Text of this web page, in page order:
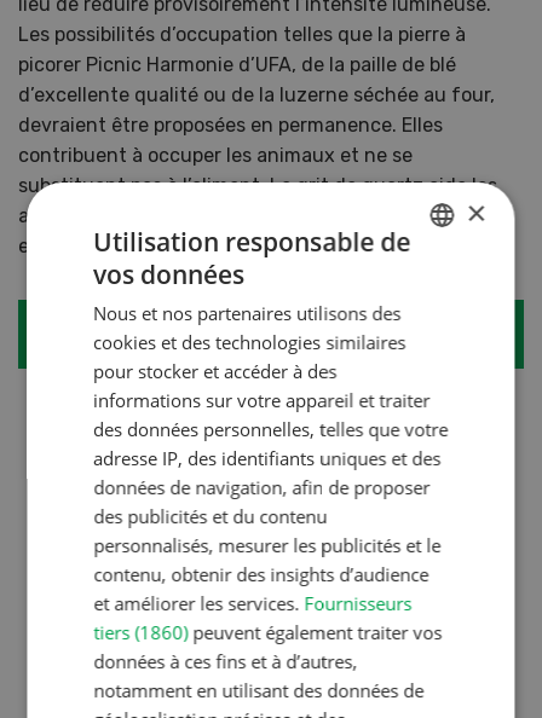
Les possibilités d’occupation telles que la pierre à
picorer Picnic Harmonie d’UFA, de la paille de blé
d’excellente qualité ou de la luzerne séchée au four,
devraient être proposées en permanence. Elles
contribuent à occuper les animaux et ne se
substituent pas à l’aliment. Le grit de quartz aide les
animaux à digérer ces matériaux riches en fibres et à
entraîner les muscles du gésier.
Pour une bonne gestion
Passages de contrôle au début 4x à 5x par jour
; dès la 5 e semaine de vie 2x par jour :
Contrôle de l’eau
Présence de plumes dans la litière
Dégâts au plumage
Qualité de l’air
Litière sèche
×
Utilisation responsable de
vos données
Nous et nos partenaires utilisons des
cookies et des technologies similaires
pour stocker et accéder à des
informations sur votre appareil et traiter
des données personnelles, telles que votre
adresse IP, des identifiants uniques et des
données de navigation, afin de proposer
des publicités et du contenu
personnalisés, mesurer les publicités et le
contenu, obtenir des insights d’audience
et améliorer les services. Fournisseurs
tiers (1860)peuvent également traiter vos
données à ces fins et à d’autres,
notamment en utilisant des données de